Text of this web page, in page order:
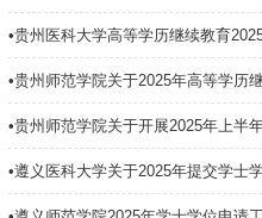
•遵义医科大学关于2025年提交学士